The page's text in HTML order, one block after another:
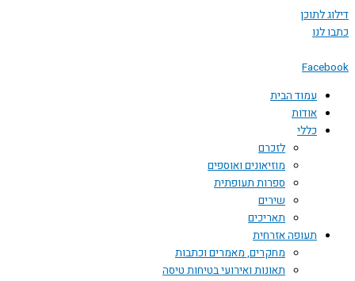
לתוכן
לנו
עמוד הבית
אודות
כללי
לזכרם
מוזיאונים ואוספים
ספרות תעופתית
שירים
תאריכים
תעופה אזרחית
מחקרים, מאמרים וכתבות
תאונות ואירועי בטיחות טיסה